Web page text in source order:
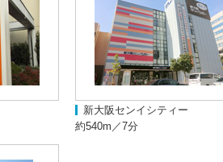
新大阪センイシティー
約540m／7分